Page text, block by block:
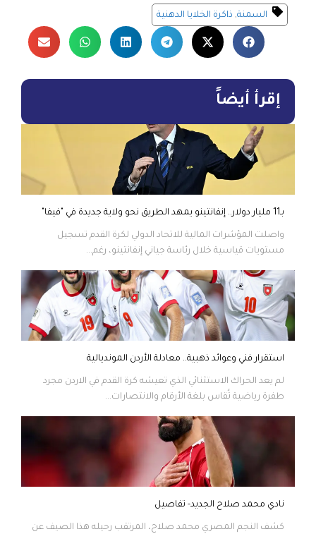
السمنة, ذاكرة الخلايا الدهنية
إقرأ أيضاً
بـ11 مليار دولار.. إنفانتينو يمهد الطريق نحو ولاية جديدة في "فيفا"
واصلت المؤشرات المالية للاتحاد الدولي لكرة القدم تسجيل
مستويات قياسية خلال رئاسة جياني إنفانتينو، رغم...
استقرار فني وعوائد ذهبية.. معادلة الأردن المونديالية
لم يعد الحراك الاستثنائي الذي تعيشه كرة القدم في الاردن مجرد
طفرة رياضية تُقاس بلغة الأرقام والانتصارات...
نادي محمد صلاح الجديد- تفاصيل
كشف النجم المصري محمد صلاح، المرتقب رحيله هذا الصيف عن